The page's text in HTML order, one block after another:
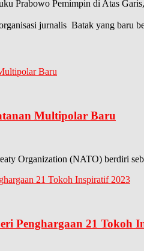
Prabowo Pemimpin di Atas Garis,
jurnalis Batak yang baru
Multipolar Baru
Organization (NATO) berdiri
Penghargaan 21 Tokoh